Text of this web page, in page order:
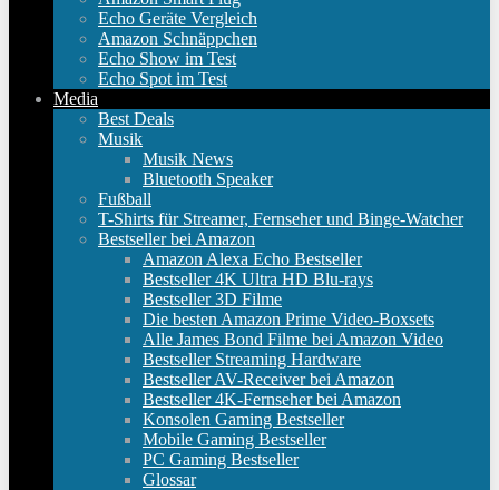
Echo Geräte Vergleich
Amazon Schnäppchen
Echo Show im Test
Echo Spot im Test
Media
Best Deals
Musik
Musik News
Bluetooth Speaker
Fußball
T-Shirts für Streamer, Fernseher und Binge-Watcher
Bestseller bei Amazon
Amazon Alexa Echo Bestseller
Bestseller 4K Ultra HD Blu-rays
Bestseller 3D Filme
Die besten Amazon Prime Video-Boxsets
Alle James Bond Filme bei Amazon Video
Bestseller Streaming Hardware
Bestseller AV-Receiver bei Amazon
Bestseller 4K-Fernseher bei Amazon
Konsolen Gaming Bestseller
Mobile Gaming Bestseller
PC Gaming Bestseller
Glossar